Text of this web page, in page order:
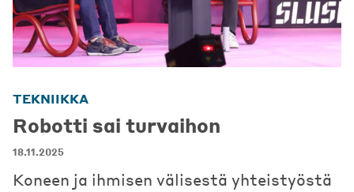
TEKNIIKKA
Robotti sai turvaihon
18.11.2025
Koneen ja ihmisen välisestä yhteistyöstä